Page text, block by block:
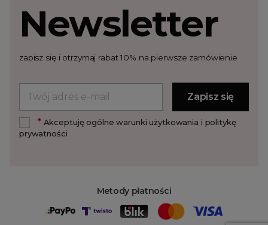
Metody płatności
Newsletter
zapisz się i otrzymaj rabat 10% na pierwsze zamówienie
*Akceptuję ogólne warunki użytkowania i politykę
prywatności